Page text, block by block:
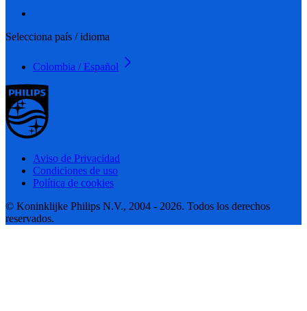
Selecciona país / idioma
Colombia / Español
Aviso de Privacidad
Condiciones de uso
Política de cookies
© Koninklijke Philips N.V., 2004 - 2026. Todos los derechos
reservados.